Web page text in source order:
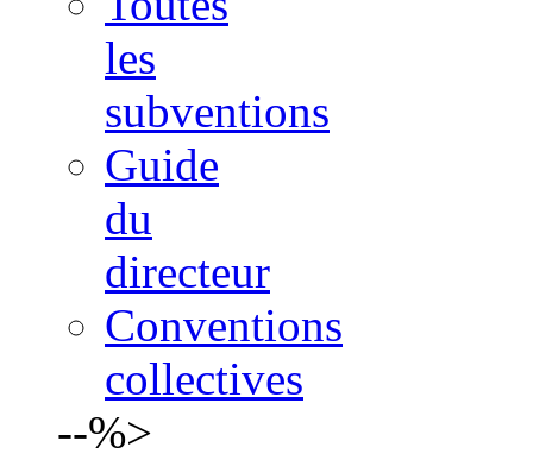
les
subventions
Guide
du
directeur
Conventions
collectives
--%>